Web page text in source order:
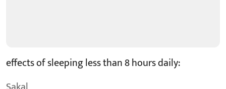
effects of sleeping less than 8 hours daily: